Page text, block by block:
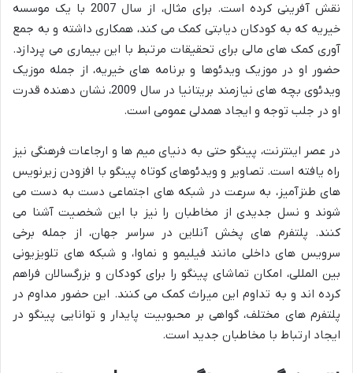
نقش آفرینی کرده است. برای مثال، از سال 2007 با یک موسسه
خیریه که به کودکان دیابتی کمک می کند، همکاری داشته و به جمع
آوری کمک های مالی برای تحقیقات مرتبط با این بیماری می پردازد.
حضور او در موزیک ویدئوها و برنامه های خیریه، از جمله موزیک
ویدئوی بچه های نیازمند بریتانیا در سال 2009، نشان دهنده قدرت
او در جلب توجه و ایجاد همدلی عمومی است.
در عصر اینترنت، پینگو حتی به دنیای میم ها و ارجاعات فرهنگی نیز
راه یافته است. تصاویر و ویدئوهای کوتاه پینگو با افزودن زیرنویس
های طنزآمیز، به سرعت در شبکه های اجتماعی دست به دست می
شوند و نسل جدیدی از مخاطبان را نیز با این شخصیت آشنا می
کنند. پلتفرم های پخش آنلاین در سراسر جهان، از جمله برخی
سرویس های داخلی مانند فیلیمو و نماوا، و شبکه های تلویزیونی
بین المللی، امکان تماشای پینگو را برای کودکان و بزرگسالان فراهم
کرده اند و به تداوم این میراث کمک می کنند. این حضور مداوم در
پلتفرم های مختلف، گواهی بر محبوبیت پایدار و توانایی پینگو در
ایجاد ارتباط با مخاطبان جدید است.